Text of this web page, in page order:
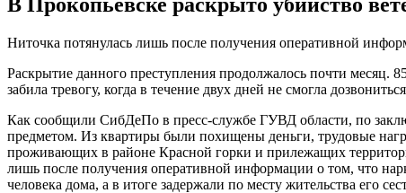
Ниточка потянулась лишь после получения оперативной
Раскрытие данного преступления продолжалось почти месяц.
забила тревогу, когда в течение двух дней не смогла
Как сообщили СибДеПо в пресс-службе ГУВД области, по
предметом. Из квартиры были похищены деньги, трудовые
проживающих в районе Красной горки и прилежащих
лишь после получения оперативной информации о том, что
человека дома, а в итоге задержали по месту жительства его